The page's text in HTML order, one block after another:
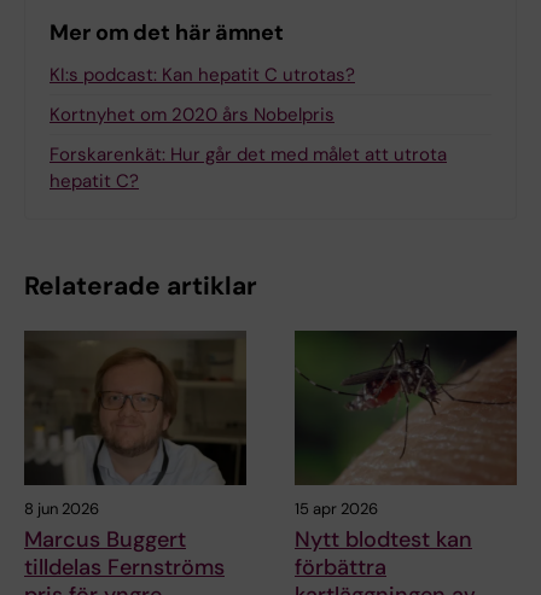
Mer om det här ämnet
KI:s podcast: Kan hepatit C utrotas?
Kortnyhet om 2020 års Nobelpris
Forskarenkät: Hur går det med målet att utrota
hepatit C?
Relaterade artiklar
8 jun 2026
Marcus Buggert
tilldelas Fernströms
15 apr 2026
Nytt blodtest kan
förbättra